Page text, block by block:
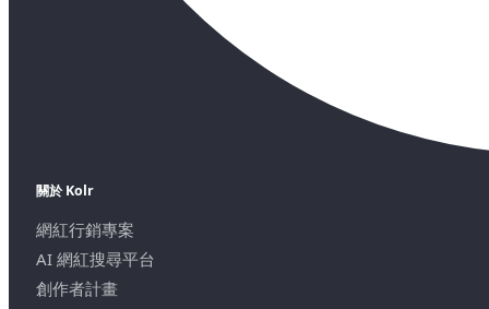
關於 Kolr
網紅行銷專案
AI 網紅搜尋平台
創作者計畫